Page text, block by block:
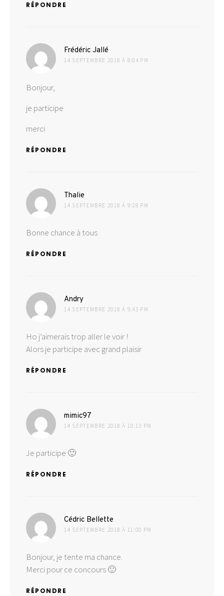
RÉPONDRE
Frédéric Jallé
14 SEPTEMBRE 2018 À 8:04 PM
Bonjour,
je participe
merci
RÉPONDRE
Thalie
14 SEPTEMBRE 2018 À 9:28 PM
Bonne chance à tous
RÉPONDRE
Andry
14 SEPTEMBRE 2018 À 9:43 PM
Ho j’aimerais trop aller le voir !
Alors je participe avec grand plaisir
RÉPONDRE
mimic97
14 SEPTEMBRE 2018 À 10:13 PM
Je participe 🙂
RÉPONDRE
Cédric Bellette
14 SEPTEMBRE 2018 À 11:00 PM
Bonjour, je tente ma chance.
Merci pour ce concours 🙂
RÉPONDRE